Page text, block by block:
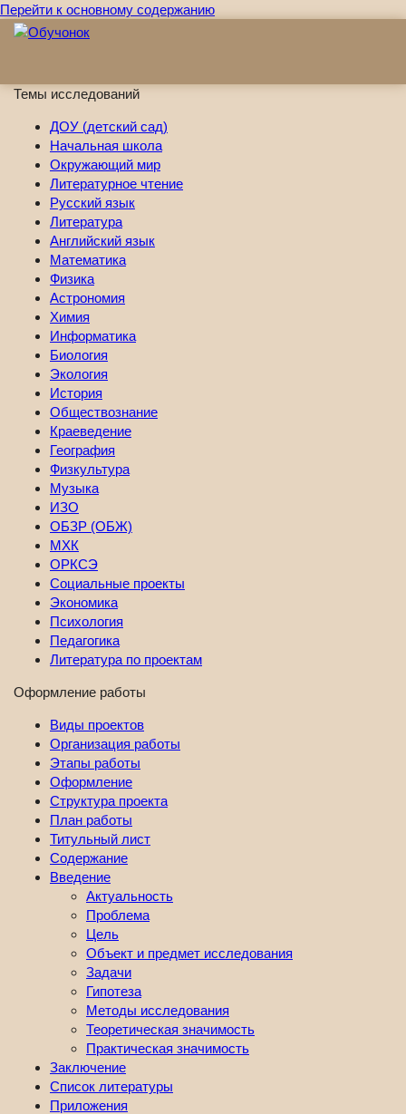
Перейти к основному содержанию
Темы исследований
ДОУ (детский сад)
Начальная школа
Окружающий мир
Литературное чтение
Русский язык
Литература
Английский язык
Математика
Физика
Астрономия
Химия
Информатика
Биология
Экология
История
Обществознание
Краеведение
География
Физкультура
Музыка
ИЗО
ОБЗР (ОБЖ)
МХК
ОРКСЭ
Социальные проекты
Экономика
Психология
Педагогика
Литература по проектам
Оформление работы
Виды проектов
Организация работы
Этапы работы
Оформление
Структура проекта
План работы
Титульный лист
Содержание
Введение
Актуальность
Проблема
Цель
Объект и предмет исследования
Задачи
Гипотеза
Методы исследования
Теоретическая значимость
Практическая значимость
Заключение
Список литературы
Приложения